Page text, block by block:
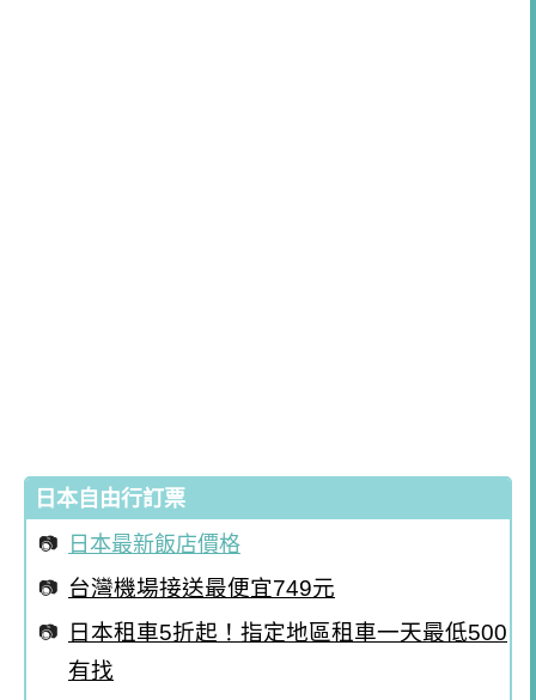
日本自由行訂票
日本最新飯店價格
台灣機場接送最便宜749元
日本租車5折起！指定地區租車一天最低500
有找